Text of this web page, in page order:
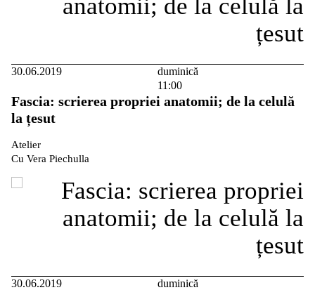
30.06.2019
duminică
11:00
Fascia: scrierea propriei anatomii; de la celulă
la țesut
Atelier
Cu Vera Piechulla
30.06.2019
duminică